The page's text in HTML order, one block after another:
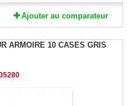
Ajouter au comparateur
ARMOIRE 10 CASES GRIS